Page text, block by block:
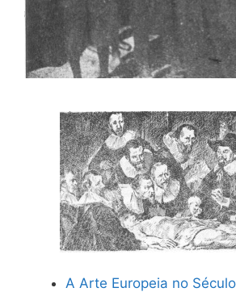
A Arte Europeia no